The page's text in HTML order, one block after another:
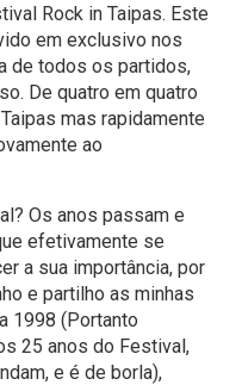
Rock in Taipas. Este
em exclusivo nos
de todos os partidos,
De quatro em quatro
mas rapidamente
ao
Os anos passam e
efetivamente se
a sua importância, por
e partilho as minhas
1998 (Portanto
25 anos do Festival,
e é de borla),